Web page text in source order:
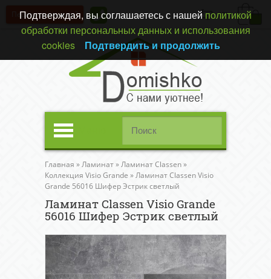
(0)
Перезвонить вам?
Главная »Ламинат»Ламинат Classen»
Коллекция Visio Grande »Ламинат Classen Visio
Grande 56016 Шифер Эстрик светлый
Ламинат Classen Visio Grande
56016 Шифер Эстрик светлый
Подтверждая, вы соглашаетесь с нашей политикой
обработки персональных данных и использования
cookies
Подтвердить и продолжить